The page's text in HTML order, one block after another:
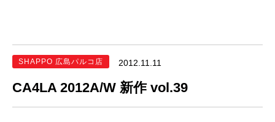
SHAPPO 広島パルコ店 2012.11.11
CA4LA 2012A/W 新作 vol.39